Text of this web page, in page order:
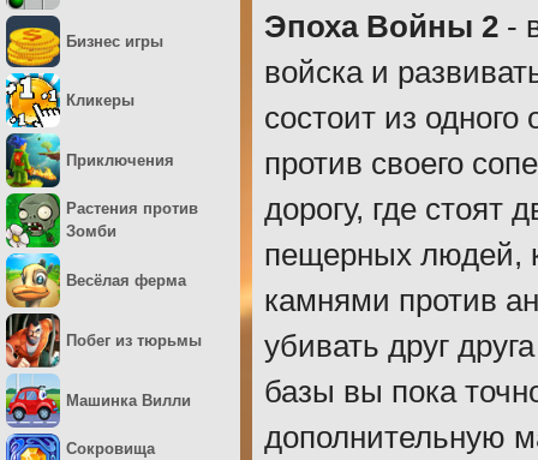
Эпоха Войны 2 -
войска и
состоит из одного
против своего
дорогу, где стоят
пещерных людей,
камнями против
убивать друг
базы вы пока
дополнительную
Бизнес игры
Кликеры
Приключения
Растения против
Зомби
Весёлая ферма
Побег из тюрьмы
Машинка Вилли
Сокровища